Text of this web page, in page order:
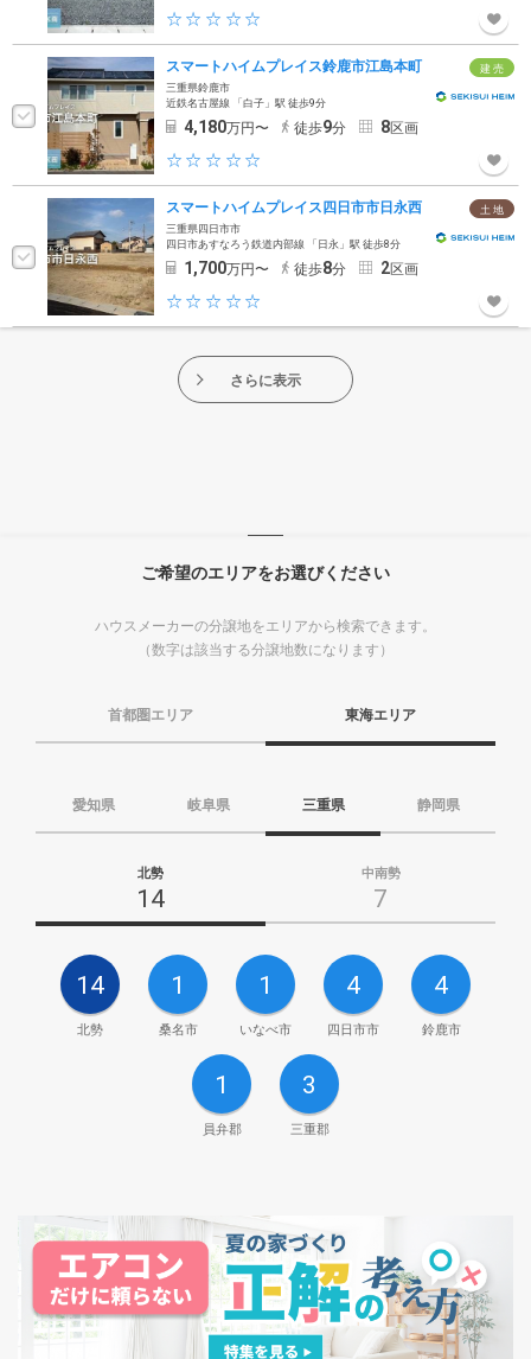
建 売
スマートハイムプレイス鈴鹿市江島本町
三重県鈴鹿市
近鉄名古屋線 「白子」駅 徒歩9分
4,180万円〜 徒歩9分 8区画
土 地
スマートハイムプレイス四日市市日永西
三重県四日市市
四日市あすなろう鉄道内部線 「日永」駅 徒歩8分
1,700万円〜 徒歩8分 2区画
さらに表示
ご希望のエリアをお選びください
ハウスメーカーの分譲地をエリアから検索できます。
（数字は該当する分譲地数になります）
首都圏エリア 東海エリア
愛知県 岐阜県 三重県 静岡県
北勢
14
中南勢
7
14
北勢
1
桑名市
1
いなべ市
4
四日市市
4
鈴鹿市
1
員弁郡
3
三重郡